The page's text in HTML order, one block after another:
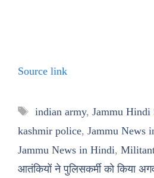
Source link
Tags
indian army, Jammu Hindi
kashmir police, Jammu News
Jammu News in Hindi,
आतंकियों ने पुलिसकर्मी को किया